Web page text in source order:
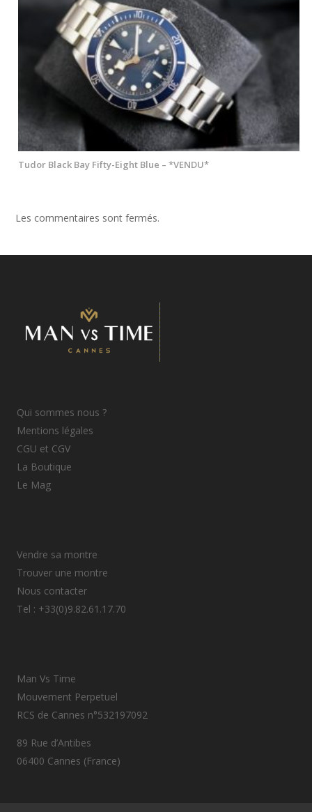
Tudor Black Bay Fifty-Eight Blue – *VENDU*
Les commentaires sont fermés.
Qui sommes nous ?
Mentions légales
CGU et CGV
La Boutique
Le Mag
Vendre sa montre
Trouver une montre
Nous contacter
Tel : +33(0)9.82.61.17.70
Man Vs Time
Mouvement Perpetuel
RCS de Cannes n°532197092
89 Rue d’Antibes
06400 Cannes (France)